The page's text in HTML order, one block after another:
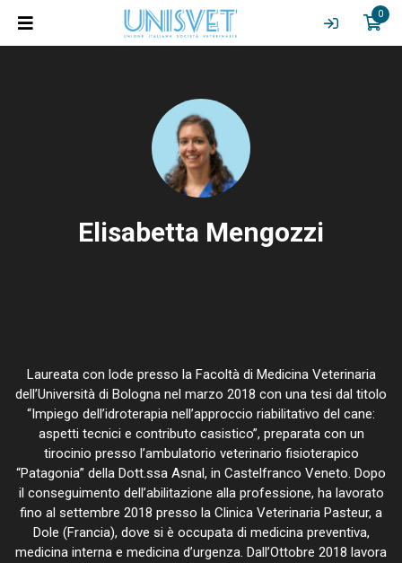
Elisabetta Mengozzi
Laureata con lode presso la Facoltà di Medicina Veterinaria
dell’Università di Bologna nel marzo 2018 con una tesi dal titolo
“Impiego dell’idroterapia nell’approccio riabilitativo del cane:
aspetti tecnici e contributo casistico”, preparata con un
tirocinio presso l’ambulatorio veterinario fisioterapico
“Patagonia” della Dott.ssa Asnal, in Castelfranco Veneto. Dopo
il conseguimento dell’abilitazione alla professione, ha lavorato
fino al settembre 2018 presso la Clinica Veterinaria Pasteur, a
Dole (Francia), dove si è occupata di medicina preventiva,
medicina interna e medicina d’urgenza. Dall’Ottobre 2018 lavora
0